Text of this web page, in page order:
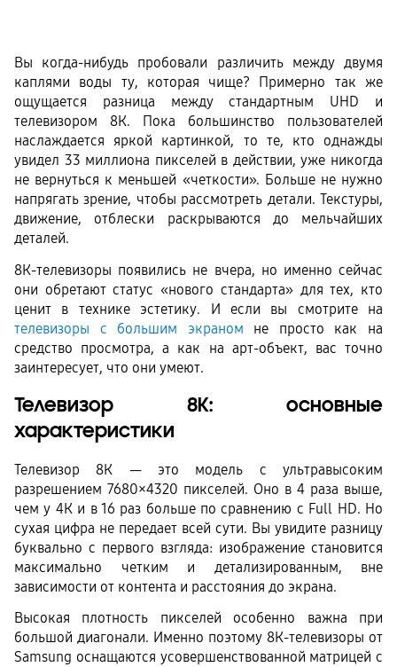
Вы когда-нибудь пробовали различить между двумя
каплями воды ту, которая чище? Примерно так же
ощущается разница между стандартным UHD и
телевизором 8К. Пока большинство пользователей
наслаждается яркой картинкой, то те, кто однажды
увидел 33 миллиона пикселей в действии, уже никогда
не вернуться к меньшей «четкости». Больше не нужно
напрягать зрение, чтобы рассмотреть детали. Текстуры,
движение, отблески раскрываются до мельчайших
деталей.
8К-телевизоры появились не вчера, но именно сейчас
они обретают статус «нового стандарта» для тех, кто
телевизоры с большим экраном не просто как на
средство просмотра, а как на арт-объект, вас точно
заинтересует, что они умеют.
Телевизор 8К: основные
характеристики
Телевизор 8К — это модель с ультравысоким
разрешением 7680×4320 пикселей. Оно в 4 раза выше,
чем у 4К и в 16 раз больше по сравнению с Full HD. Но
сухая цифра не передает всей сути. Вы увидите разницу
буквально с первого взгляда: изображение становится
максимально четким и детализированным, вне
зависимости от контента и расстояния до экрана.
Высокая плотность пикселей особенно важна при
большой диагонали. Именно поэтому 8К-телевизоры от
Samsung оснащаются усовершенствованной матрицей с